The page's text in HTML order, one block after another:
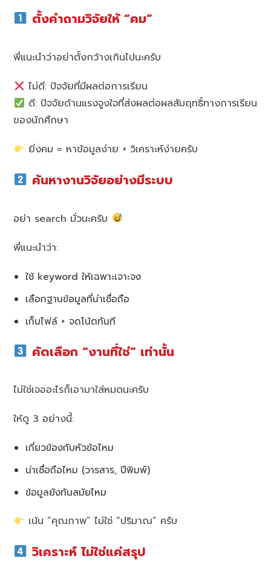
ตั้งคำถามวิจัยให้ “คม”
พี่แนะนำว่าอย่าตั้งกว้างเกินไปนะครับ
ไม่ดี: ปัจจัยที่มีผลต่อการเรียน
ดี: ปัจจัยด้านแรงจูงใจที่ส่งผลต่อผลสัมฤทธิ์ทางการเรียน
ของนักศึกษา
ยิ่งคม = หาข้อมูลง่าย + วิเคราะห์ง่ายครับ
ค้นหางานวิจัยอย่างมีระบบ
อย่า search มั่วนะครับ
พี่แนะนำว่า:
ใช้ keyword ให้เฉพาะเจาะจง
เลือกฐานข้อมูลที่น่าเชื่อถือ
เก็บไฟล์ + จดโน้ตทันที
คัดเลือก “งานที่ใช่” เท่านั้น
ไม่ใช่เจออะไรก็เอามาใส่หมดนะครับ
ให้ดู 3 อย่างนี้:
เกี่ยวข้องกับหัวข้อไหม
น่าเชื่อถือไหม (วารสาร, ปีพิมพ์)
ข้อมูลยังทันสมัยไหม
เน้น “คุณภาพ” ไม่ใช่ “ปริมาณ” ครับ
วิเคราะห์ ไม่ใช่แค่สรุป